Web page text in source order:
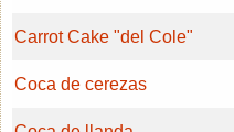
Carrot Cake "del Cole"
Coca de cerezas